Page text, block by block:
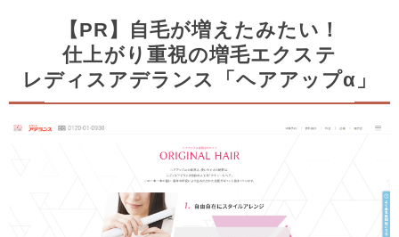
【PR】自毛が増えたみたい！
仕上がり重視の増毛エクステ
レディスアデランス「ヘアアップα」